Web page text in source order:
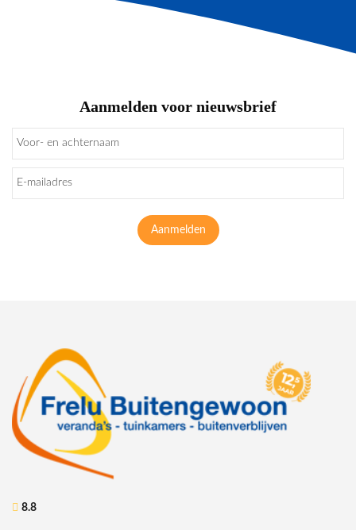
Aanmelden voor nieuwsbrief
Aanmelden
8.8